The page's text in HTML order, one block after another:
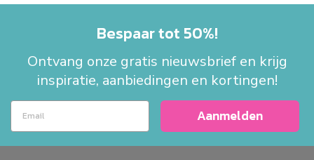
Bespaar tot 50%!
Ontvang onze gratis nieuwsbrief en krijg
inspiratie, aanbiedingen en kortingen!
Aanmelden